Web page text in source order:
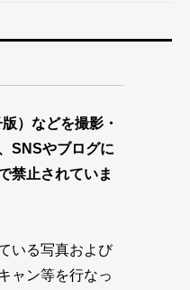
）などを撮影・
SNSやブログに
禁止されていま
いる写真および
ャン等を行なっ